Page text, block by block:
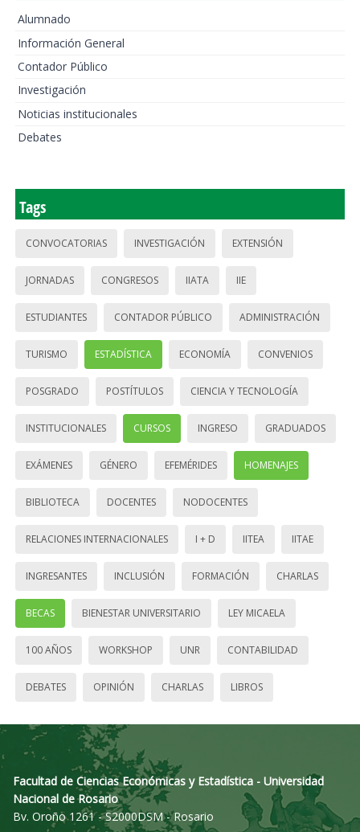
Alumnado
Información General
Contador Público
Investigación
Noticias institucionales
Debates
Tags
CONVOCATORIAS INVESTIGACIÓN EXTENSIÓN
JORNADAS CONGRESOS IIATA IIE
ESTUDIANTES CONTADOR PÚBLICO ADMINISTRACIÓN
TURISMO ESTADÍSTICA ECONOMÍA CONVENIOS
POSGRADO POSTÍTULOS CIENCIA Y TECNOLOGÍA
INSTITUCIONALES CURSOS INGRESO GRADUADOS
EXÁMENES GÉNERO EFEMÉRIDES HOMENAJES
BIBLIOTECA DOCENTES NODOCENTES
RELACIONES INTERNACIONALES I + D IITEA IITAE
INGRESANTES INCLUSIÓN FORMACIÓN CHARLAS
BECAS BIENESTAR UNIVERSITARIO LEY MICAELA
100 AÑOS WORKSHOP UNR CONTABILIDAD
DEBATES OPINIÓN CHARLAS LIBROS
Facultad de Ciencias Económicas y Estadística - Universidad
Nacional de Rosario
Bv. Oroño 1261 - S2000DSM - Rosario